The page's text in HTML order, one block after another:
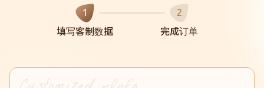
1
填写客制数据
2
完成订单